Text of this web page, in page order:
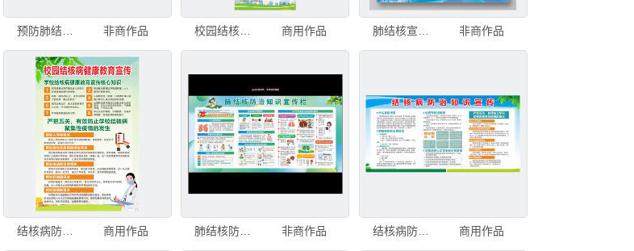
预防肺结核知识宣传栏 非商作品 商用作品 非商作品
结核病防治知识 商用作品 肺结核防治知识宣传栏 非商作品 结核病防治知识宣传栏 商用作品